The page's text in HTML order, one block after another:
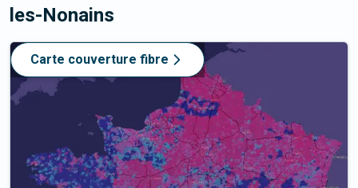
les-Nonains
Carte couverture fibre